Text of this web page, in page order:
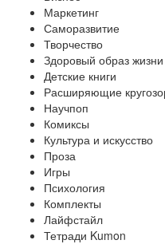
Маркетинг
Саморазвитие
Творчество
Здоровый образ жизни
Детские книги
Расширяющие
Научпоп
Комиксы
Культура и искусство
Проза
Игры
Психология
Комплекты
Лайфстайл
Тетради Kumon